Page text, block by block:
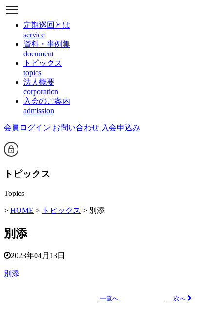
定期巡回とは
service
資料・事例集
document
トピックス
topics
法人概要
corporation
入会のご案内
admission
会員ログイン お問い合わせ 入会申込み
トピックス
Topics
> HOME > トピックス > 別添
別添
2023年04月13日
別添
一覧へ 次へ